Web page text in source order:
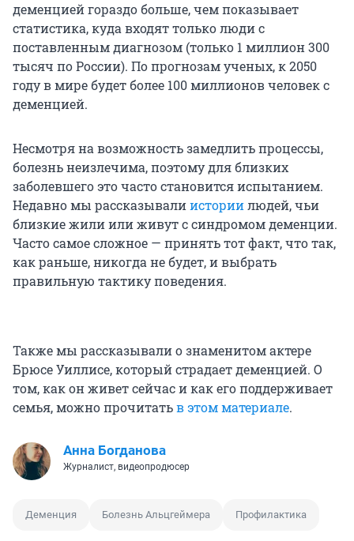
деменцией гораздо больше, чем показывает
статистика, куда входят только люди с
поставленным диагнозом (только 1 миллион 300
тысяч по России). По прогнозам ученых, к 2050
году в мире будет более 100 миллионов человек с
деменцией.
Несмотря на возможность замедлить процессы,
болезнь неизлечима, поэтому для близких
заболевшего это часто становится испытанием.
Недавно мы рассказывалиисториилюдей, чьи
близкие жили или живут с синдромом деменции.
Часто самое сложное — принять тот факт, что так,
как раньше, никогда не будет, и выбрать
правильную тактику поведения.
Также мы рассказывали о знаменитом актере
Брюсе Уиллисе, который страдает деменцией. О
том, как он живет сейчас и как его поддерживает
семья, можно прочитатьв этом материале.
Анна Богданова
Журналист, видеопродюсер
Деменция Болезнь Альцгеймера Профилактика